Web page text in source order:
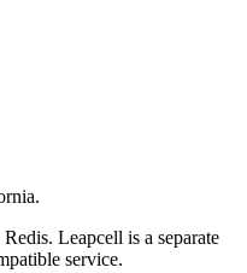
Leapcell is a separate
service.